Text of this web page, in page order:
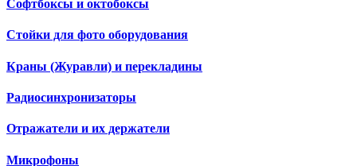
Софтбоксы и октобоксы
Стойки для фото оборудования
Краны (Журавли) и перекладины
Радиосинхронизаторы
Отражатели и их держатели
Микрофоны